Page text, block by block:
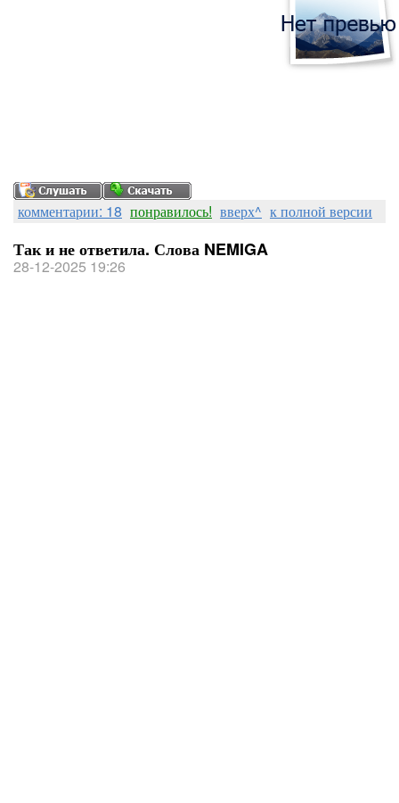
комментарии: 18 понравилось! вверх^ к полной версии
Так и не ответила. Слова NEMIGA
28-12-2025 19:26